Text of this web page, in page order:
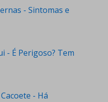
- Sintomas e
- É Perigoso? Tem
- Há